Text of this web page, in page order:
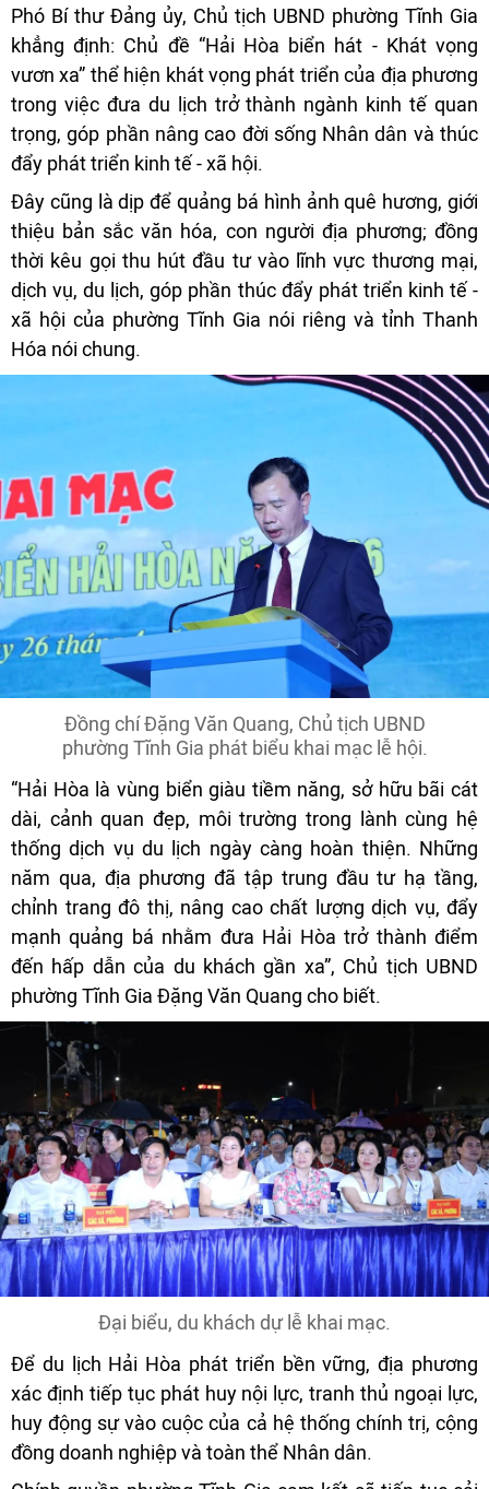
Phó Bí thư Đảng ủy, Chủ tịch UBND phường Tĩnh Gia
khẳng định: Chủ đề “Hải Hòa biển hát - Khát vọng
vươn xa” thể hiện khát vọng phát triển của địa phương
trong việc đưa du lịch trở thành ngành kinh tế quan
trọng, góp phần nâng cao đời sống Nhân dân và thúc
đẩy phát triển kinh tế - xã hội.
Đây cũng là dịp để quảng bá hình ảnh quê hương, giới
thiệu bản sắc văn hóa, con người địa phương; đồng
thời kêu gọi thu hút đầu tư vào lĩnh vực thương mại,
dịch vụ, du lịch, góp phần thúc đẩy phát triển kinh tế -
xã hội của phường Tĩnh Gia nói riêng và tỉnh Thanh
Hóa nói chung.
Đồng chí Đặng Văn Quang, Chủ tịch UBND
phường Tĩnh Gia phát biểu khai mạc lễ hội.
“Hải Hòa là vùng biển giàu tiềm năng, sở hữu bãi cát
dài, cảnh quan đẹp, môi trường trong lành cùng hệ
thống dịch vụ du lịch ngày càng hoàn thiện. Những
năm qua, địa phương đã tập trung đầu tư hạ tầng,
chỉnh trang đô thị, nâng cao chất lượng dịch vụ, đẩy
mạnh quảng bá nhằm đưa Hải Hòa trở thành điểm
đến hấp dẫn của du khách gần xa”, Chủ tịch UBND
phường Tĩnh Gia Đặng Văn Quang cho biết.
Đại biểu, du khách dự lễ khai mạc.
Để du lịch Hải Hòa phát triển bền vững, địa phương
xác định tiếp tục phát huy nội lực, tranh thủ ngoại lực,
huy động sự vào cuộc của cả hệ thống chính trị, cộng
đồng doanh nghiệp và toàn thể Nhân dân.